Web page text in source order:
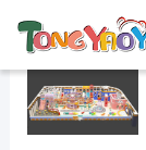
रंगीन
विश्व
क्राउन